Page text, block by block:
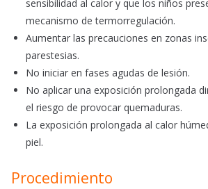
sensibilidad al calor y que los niños
mecanismo de termorregulación.
Aumentar las precauciones en zonas
parestesias.
No iniciar en fases agudas de lesión.
No aplicar una exposición prolongada
el riesgo de provocar quemaduras.
La exposición prolongada al calor
piel.
Procedimiento